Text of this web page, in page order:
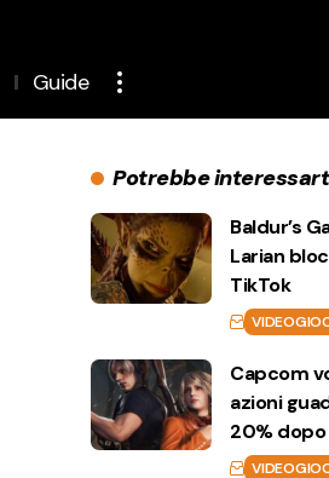
Guide
Potrebbe
Baldur’s
Larian
TikTok
Capcom
azioni
20%